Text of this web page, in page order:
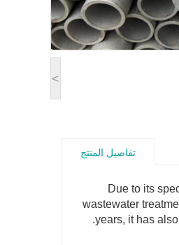
<
تفاصيل المنتج
Due to its
wastewater
years, it has